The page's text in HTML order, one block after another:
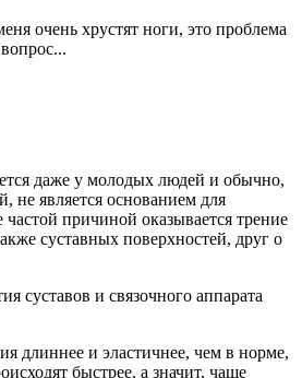
очень хрустят ноги, это проблема
даже у молодых людей и обычно,
не является основанием для
частой причиной оказывается трение
суставных поверхностей, друг о
суставов и связочного аппарата
длиннее и эластичнее, чем в норме,
быстрее, а значит, чаще